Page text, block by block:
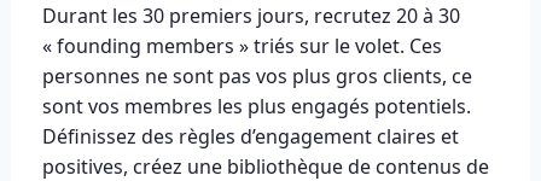
Durant les 30 premiers jours, recrutez 20 à 30
« founding members » triés sur le volet. Ces
personnes ne sont pas vos plus gros clients, ce
sont vos membres les plus engagés potentiels.
Définissez des règles d’engagement claires et
positives, créez une bibliothèque de contenus de